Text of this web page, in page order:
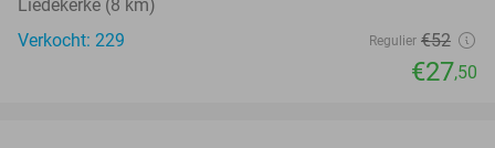
Liedekerke (8 km)
Verkocht: 229
Regulier €52
€27,50